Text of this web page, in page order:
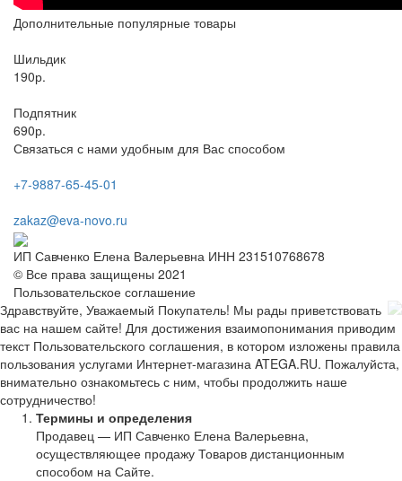
Дополнительные популярные товары
Шильдик
190р.
Подпятник
690р.
Связаться с нами удобным для Вас способом
+7-9887-65-45-01
zakaz@eva-novo.ru
ИП Савченко Елена Валерьевна ИНН 231510768678
© Все права защищены 2021
Пользовательское соглашение
Здравствуйте, Уважаемый Покупатель! Мы рады приветствовать
вас на нашем сайте! Для достижения взаимопонимания приводим
текст Пользовательского соглашения, в котором изложены правила
пользования услугами Интернет-магазина ATEGA.RU. Пожалуйста,
внимательно ознакомьтесь с ним, чтобы продолжить наше
сотрудничество!
Термины и определения
Продавец — ИП Савченко Елена Валерьевна,
осуществляющее продажу Товаров дистанционным
способом на Сайте.